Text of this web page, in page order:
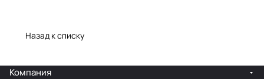
Назад к списку
Компания